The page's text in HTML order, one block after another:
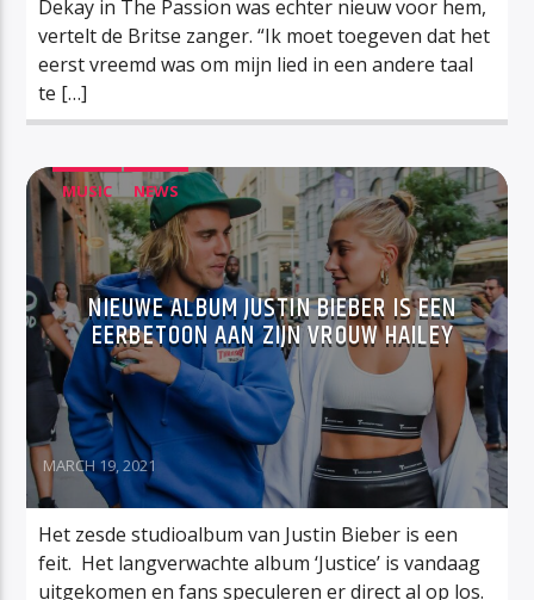
Dekay in The Passion was echter nieuw voor hem,
vertelt de Britse zanger. “Ik moet toegeven dat het
eerst vreemd was om mijn lied in een andere taal
te […]
MUSIC NEWS
NIEUWE ALBUM JUSTIN BIEBER IS EEN
EERBETOON AAN ZIJN VROUW HAILEY
MARCH 19, 2021
Het zesde studioalbum van Justin Bieber is een
feit. Het langverwachte album ‘Justice’ is vandaag
uitgekomen en fans speculeren er direct al op los.